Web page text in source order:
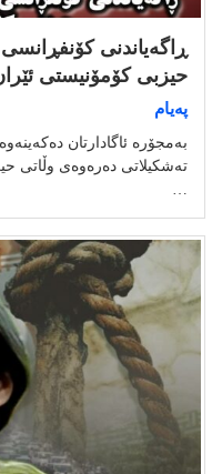
ڕاگەیاندنی
حیزبی کۆمۆنیستی
پەیام
بەمجۆرە ئاگادارتان